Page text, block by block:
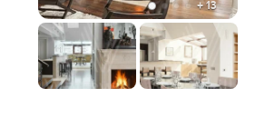
+13